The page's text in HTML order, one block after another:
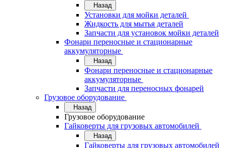
Назад
Установки для мойки деталей
Жидкость для мытья деталей
Запчасти для установок мойки деталей
Фонари переносные и стационарные
аккумуляторные
Назад
Фонари переносные и стационарные
аккумуляторные
Запчасти для переносных фонарей
Грузовое оборудование
Назад
Грузовое оборудование
Гайковерты для грузовых автомобилей
Назад
Гайковерты для грузовых автомобилей